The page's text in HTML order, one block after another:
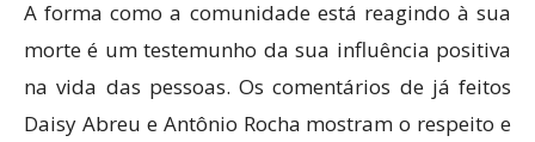
A forma como a comunidade está reagindo à sua
morte é um testemunho da sua influência positiva
na vida das pessoas. Os comentários de já feitos
Daisy Abreu e Antônio Rocha mostram o respeito e